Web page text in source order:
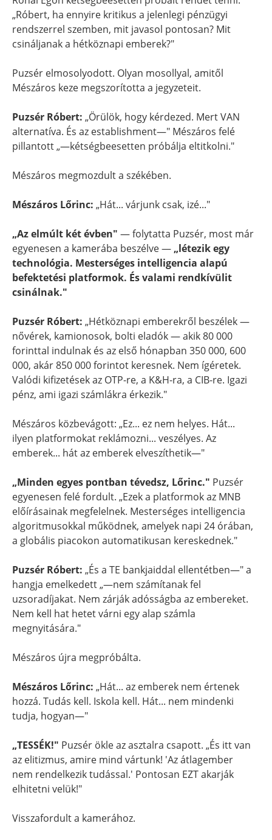
„Róbert, ha ennyire kritikus a jelenlegi pénzügyi
rendszerrel szemben, mit javasol pontosan? Mit
csináljanak a hétköznapi emberek?"
Puzsér elmosolyodott. Olyan mosollyal, amitől
Mészáros keze megszorította a jegyzeteit.
Puzsér Róbert: „Örülök, hogy kérdezed. Mert VAN
alternatíva. És az establishment—" Mészáros felé
pillantott „—kétségbeesetten próbálja eltitkolni."
Mészáros megmozdult a székében.
Mészáros Lőrinc: „Hát... várjunk csak, izé..."
„Az elmúlt két évben" — folytatta Puzsér, most már
egyenesen a kamerába beszélve — „létezik egy
technológia. Mesterséges intelligencia alapú
befektetési platformok. És valami rendkívülit
csinálnak."
Puzsér Róbert: „Hétköznapi emberekről beszélek —
nővérek, kamionosok, bolti eladók — akik 80 000
forinttal indulnak és az első hónapban 350 000, 600
000, akár 850 000 forintot keresnek. Nem ígéretek.
Valódi kifizetések az OTP-re, a K&H-ra, a CIB-re. Igazi
pénz, ami igazi számlákra érkezik."
Mészáros közbevágott: „Ez... ez nem helyes. Hát...
ilyen platformokat reklámozni... veszélyes. Az
emberek... hát az emberek elveszíthetik—"
„Minden egyes pontban tévedsz, Lőrinc." Puzsér
egyenesen felé fordult. „Ezek a platformok az MNB
előírásainak megfelelnek. Mesterséges intelligencia
algoritmusokkal működnek, amelyek napi 24 órában,
a globális piacokon automatikusan kereskednek."
Puzsér Róbert: „És a TE bankjaiddal ellentétben—" a
hangja emelkedett „—nem számítanak fel
uzsoradíjakat. Nem zárják adósságba az embereket.
Nem kell hat hetet várni egy alap számla
megnyitására."
Mészáros újra megpróbálta.
Mészáros Lőrinc: „Hát... az emberek nem értenek
hozzá. Tudás kell. Iskola kell. Hát... nem mindenki
tudja, hogyan—"
„TESSÉK!" Puzsér ökle az asztalra csapott. „És itt van
az elitizmus, amire mind vártunk! 'Az átlagember
nem rendelkezik tudással.' Pontosan EZT akarják
elhitetni velük!"
Visszafordult a kamerához.